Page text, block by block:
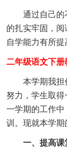
通过自己的不
的扎实牢固，
自学能力有所提
二年级语文下
本学期我担任
努力，学生取
一学期的工作
训。现就本学期
一、提高课